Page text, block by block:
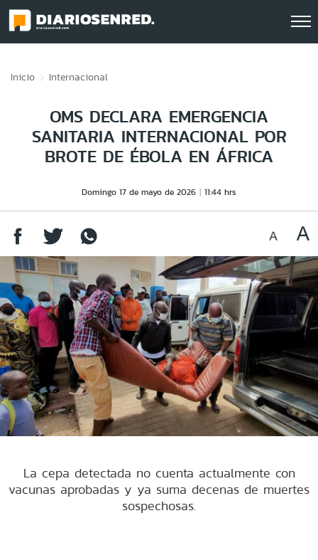
Inicio Internacional
OMS DECLARA EMERGENCIA
SANITARIA INTERNACIONAL POR
BROTE DE ÉBOLA EN ÁFRICA
Domingo 17 de mayo de 2026 11:44 hrs
La cepa detectada no cuenta actualmente con
vacunas aprobadas y ya suma decenas de muertes
sospechosas.